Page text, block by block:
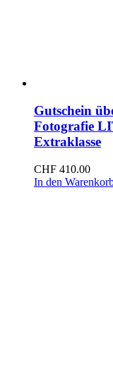
Gutschein
Fotografie
Extraklasse
CHF 410.00
In den